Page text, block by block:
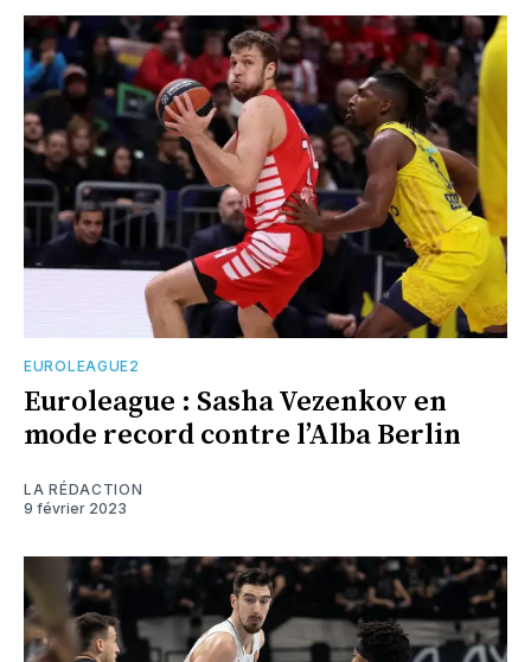
EUROLEAGUE2
Euroleague : Sasha Vezenkov en
mode record contre l’Alba Berlin
LA RÉDACTION
9 février 2023